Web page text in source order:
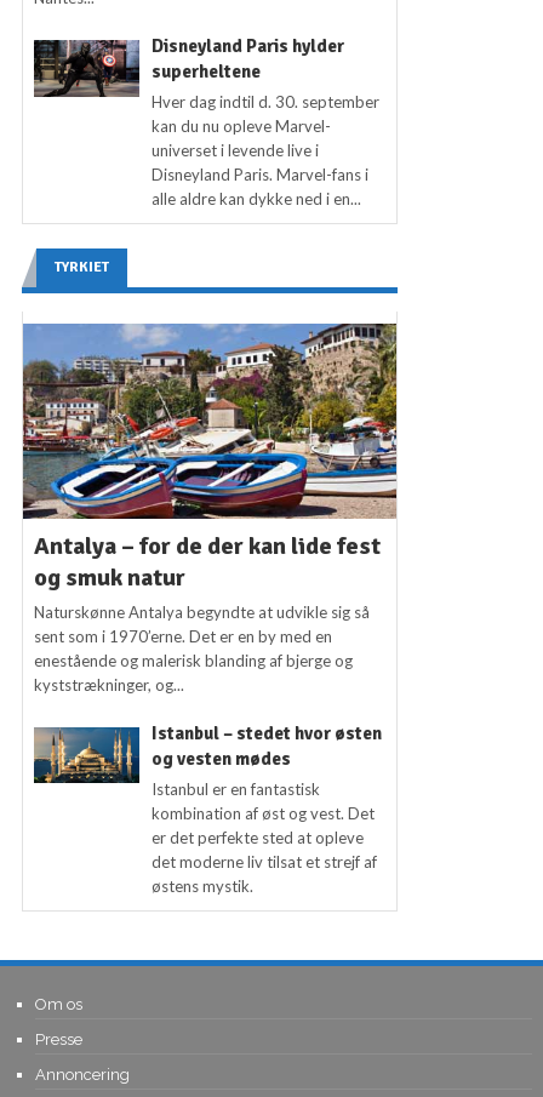
Disneyland Paris hylder
superheltene
Hver dag indtil d. 30. september
kan du nu opleve Marvel-
universet i levende live i
Disneyland Paris. Marvel-fans i
alle aldre kan dykke ned i en...
TYRKIET
Antalya – for de der kan lide fest
og smuk natur
Naturskønne Antalya begyndte at udvikle sig så
sent som i 1970’erne. Det er en by med en
enestående og malerisk blanding af bjerge og
kyststrækninger, og...
Istanbul – stedet hvor østen
og vesten mødes
Istanbul er en fantastisk
kombination af øst og vest. Det
er det perfekte sted at opleve
det moderne liv tilsat et strejf af
østens mystik.
Om os
Presse
Annoncering